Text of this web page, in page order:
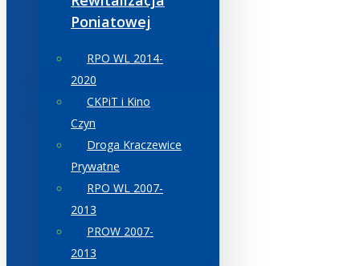
Poniatowej
RPO WL 2014-
2020
CKPiT i Kino
Czyn
Droga Kraczewice
Prywatne
RPO WL 2007-
2013
PROW 2007-
2013